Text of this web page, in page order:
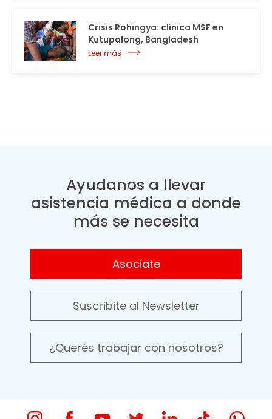
Crisis Rohingya: clínica MSF en
Kutupalong, Bangladesh
Leer más
Ayudanos a llevar
asistencia médica a donde
más se necesita
Asociate
Suscribite al Newsletter
¿Querés trabajar con nosotros?